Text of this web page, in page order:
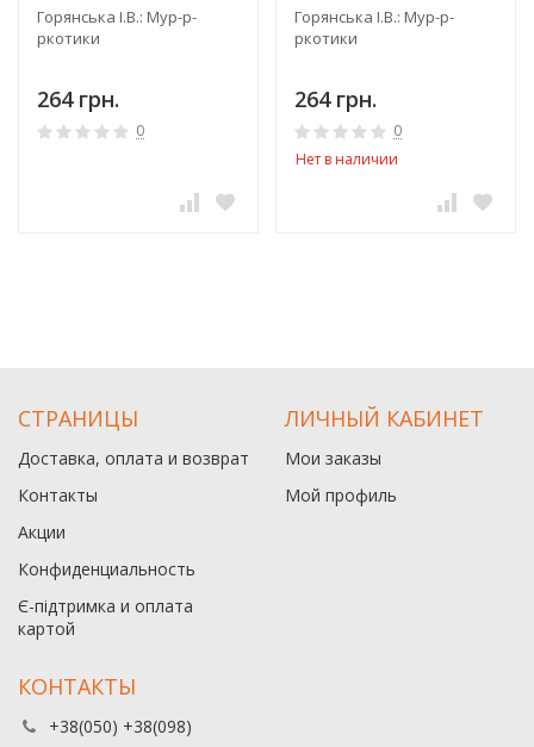
Горянська І.В.: Мур-р-
ркотики
264 грн.
0
Горянська І.В.: Мур-р-
ркотики
264 грн.
0
Нет в наличии
СТРАНИЦЫ
Доставка, оплата и возврат
Контакты
Акции
Конфиденциальность
Є-підтримка и оплата
картой
ЛИЧНЫЙ КАБИНЕТ
Мои заказы
Мой профиль
КОНТАКТЫ
+38(050) +38(098)